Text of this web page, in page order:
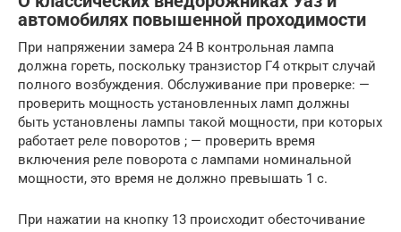
автомобилях повышенной проходимости
При напряжении замера 24 В контрольная лампа
должна гореть, поскольку транзистор Г4 открыт случай
полного возбуждения. Обслуживание при проверке: —
проверить мощность установленных ламп должны
быть установлены лампы такой мощности, при которых
работает реле поворотов ; — проверить время
включения реле поворота с лампами номинальной
мощности, это время не должно превышать 1 с.
При нажатии на кнопку 13 происходит обесточивание